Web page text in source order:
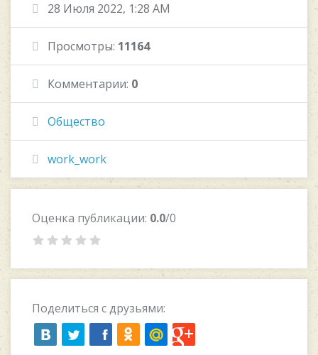
28 Июля 2022, 1:28 AM
Просмотры: 11164
Комментарии: 0
Общество
work_work
Оценка публикации: 0.0/0
Поделиться с друзьями: